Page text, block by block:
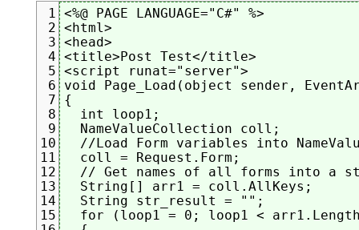
1
2
3
4
5
6
7
8
9
10
11
12
13
14
15
<%@ PAGE LANGUAGE="C#" %>
<html>
<head>
<title>Post Test</title>
<script runat="server">
void Page_Load(object sender,
{
  int loop1;
  NameValueCollection coll;
//Load Form variables into
  coll = Request.Form;
// Get names of all forms into a
  String[] arr1 = coll.AllKeys;
  String str_result = "";
for (loop1 = 0; loop1 <